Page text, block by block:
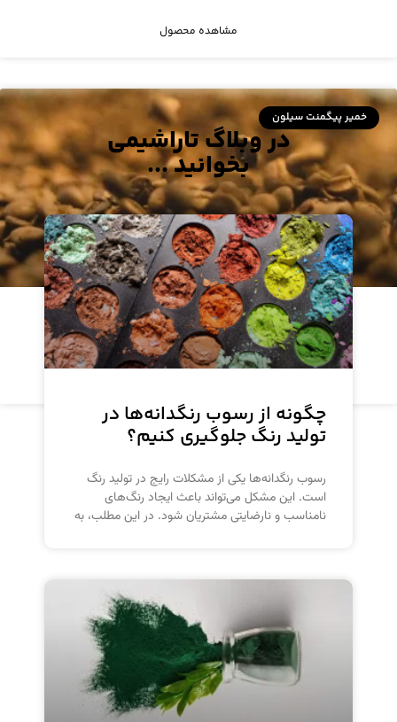
مشاهده محصول
خمیر پیگمنت سیلون
خمیرپیگمنت پایه آب قهوه‌ای ۱۴۲۶
در وبلاگ تاراشیمی
بخوانید ...
چگونه از رسوب رنگدانه‌ها در
تولید رنگ جلوگیری کنیم؟
رسوب رنگدانه‌ها یکی از مشکلات رایج در تولید رنگ
است. این مشکل می‌تواند باعث ایجاد رنگ‌های
نامناسب و نارضایتی مشتریان شود. در این مطلب، به